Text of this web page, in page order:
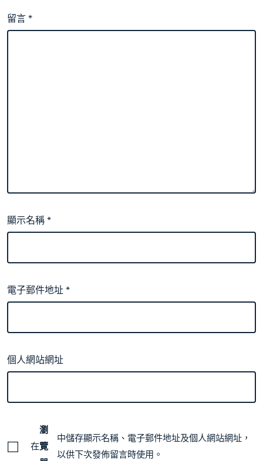
留言*
顯示名稱*
電子郵件地址*
個人網站網址
在
瀏
覽
中儲存顯示名稱、電子郵件地址及個人網站網址，
以供下次發佈留言時使用。